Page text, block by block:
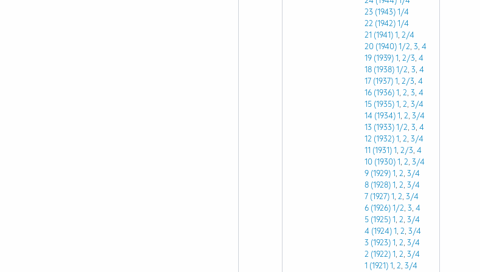
23 (1943) 1/4
22 (1942) 1/4
21 (1941) 1,2/4
20 (1940) 1/2,3,4
19 (1939) 1,2/3,4
18 (1938) 1/2,3,4
17 (1937) 1,2/3,4
16 (1936) 1,2,3,4
15 (1935) 1,2,3/4
14 (1934) 1,2,3/4
13 (1933) 1/2,3,4
12 (1932) 1,2,3/4
11 (1931) 1,2/3,4
10 (1930) 1,2,3/4
9 (1929) 1,2,3/4
8 (1928) 1,2,3/4
7 (1927) 1,2,3/4
6 (1926) 1/2,3,4
5 (1925) 1,2,3/4
4 (1924) 1,2,3/4
3 (1923) 1,2,3/4
2 (1922) 1,2,3/4
1 (1921) 1,2,3/4